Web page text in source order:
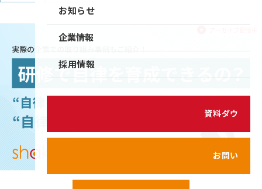
新入社員研修
組織づくり
育成体系構築
お知らせ
企業情報
企業情報TOP
代表メッセージ
健康経営の取り組み
採用情報